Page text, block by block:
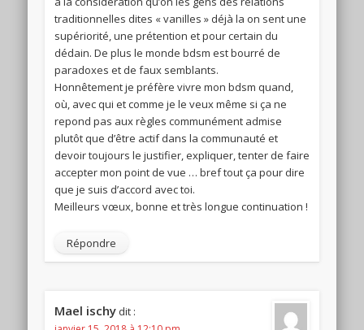
traditionnelles dites « vanilles » déjà la on sent une
supériorité, une prétention et pour certain du
dédain. De plus le monde bdsm est bourré de
paradoxes et de faux semblants.
Honnêtement je préfère vivre mon bdsm quand,
où, avec qui et comme je le veux même si ça ne
repond pas aux règles communément admise
plutôt que d’être actif dans la communauté et
devoir toujours le justifier, expliquer, tenter de faire
accepter mon point de vue … bref tout ça pour dire
que je suis d’accord avec toi.
Meilleurs vœux, bonne et très longue continuation !
Répondre
Mael ischy dit :